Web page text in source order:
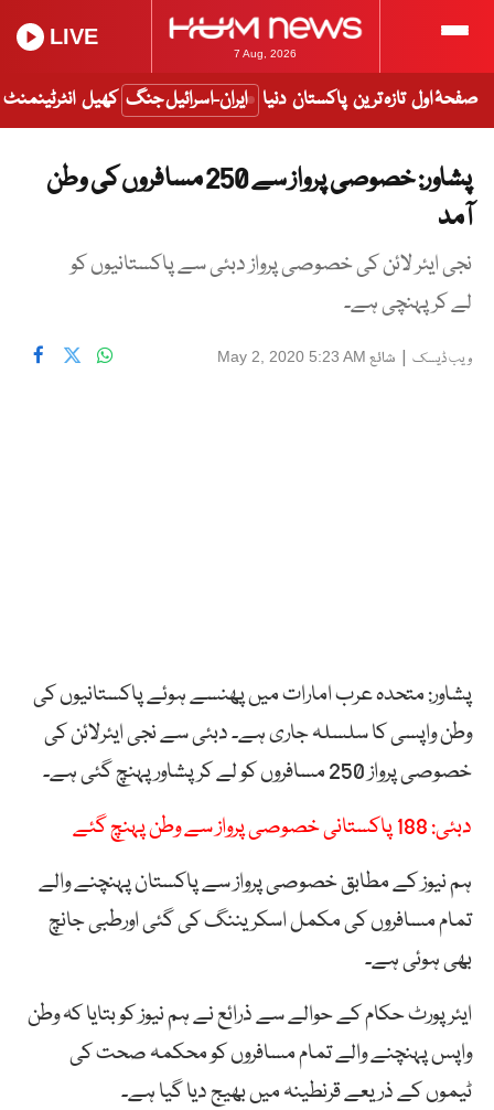
7 Aug, 2026
LIVE
صفحۂ اول تازہ ترین پاکستان دنیا ایران-اسرائیل جنگ کھیل انٹرٹینمنٹ
پشاور: خصوصی پرواز سے 250 مسافروں کی وطن
آمد
نجی ایئر لائن کی خصوصی پرواز دبئی سے پاکستانیوں کو
لے کر پہنچی ہے۔
ویب ڈیسک | شائع May 2, 2020 5:23 AM
پشاور: متحدہ عرب امارات میں پھنسے ہوئے پاکستانیوں کی
وطن واپسی کا سلسلہ جاری ہے۔ دبئی سے نجی ایئرلائن کی
خصوصی پرواز 250 مسافروں کو لے کر پشاور پہنچ گئی ہے۔
دبئی: 188 پاکستانی خصوصی پرواز سے وطن پہنچ گئے
ہم نیوز کے مطابق خصوصی پرواز سے پاکستان پہنچنے والے
تمام مسافروں کی مکمل اسکریننگ کی گئی اورطبی جانچ
بھی ہوئی ہے۔
ایئرپورٹ حکام کے حوالے سے ذرائع نے ہم نیوز کو بتایا کہ وطن
واپس پہنچنے والے تمام مسافروں کو محکمہ صحت کی
ٹیموں کے ذریعے قرنطینہ میں بھیج دیا گیا ہے۔